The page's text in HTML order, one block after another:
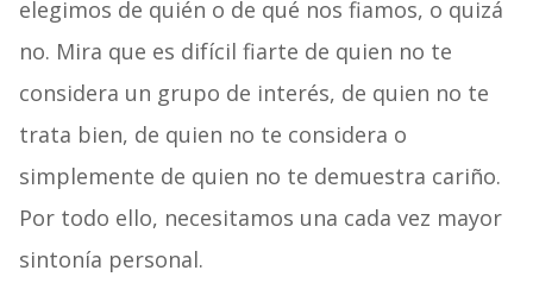
elegimos de quién o de qué nos fiamos, o quizá
no. Mira que es difícil fiarte de quien no te
considera un grupo de interés, de quien no te
trata bien, de quien no te considera o
simplemente de quien no te demuestra cariño.
Por todo ello, necesitamos una cada vez mayor
sintonía personal.